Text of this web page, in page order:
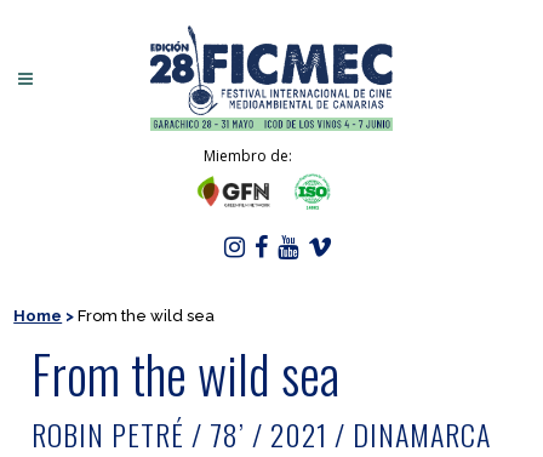
Miembro de:
Home >From the wild sea
From the wild sea
ROBIN PETRÉ / 78’ / 2021 / DINAMARCA